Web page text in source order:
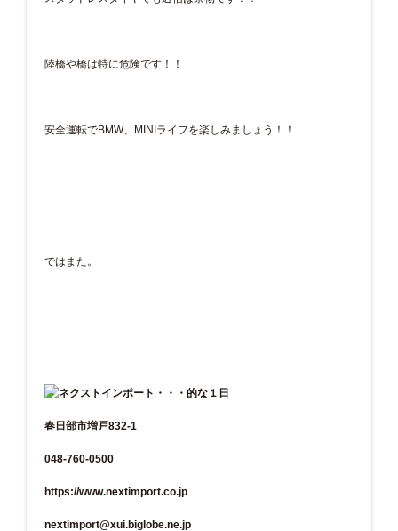
陸橋や橋は特に危険です！！
安全運転でBMW、MINIライフを楽しみましょう！！
ではまた。
春日部市増戸832-1
048-760-0500
https://www.nextimport.co.jp
nextimport@xui.biglobe.ne.jp